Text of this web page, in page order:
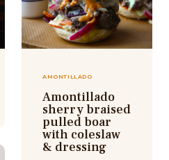
AMONTILLADO
Amontillado
sherry braised
pulled boar
with coleslaw
& dressing